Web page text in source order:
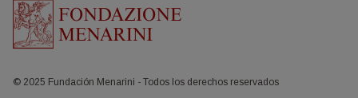
© 2025 Fundación Menarini - Todos los derechos reservados